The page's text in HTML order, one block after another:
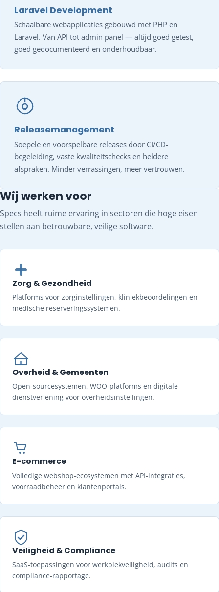
Laravel Development
Schaalbare webapplicaties gebouwd met PHP en
Laravel. Van API tot admin panel — altijd goed getest,
goed gedocumenteerd en onderhoudbaar.
Releasemanagement
Soepele en voorspelbare releases door CI/CD-
begeleiding, vaste kwaliteitschecks en heldere
afspraken. Minder verrassingen, meer vertrouwen.
Wij werken voor
Specs heeft ruime ervaring in sectoren die hoge eisen
stellen aan betrouwbare, veilige software.
Zorg & Gezondheid
Platforms voor zorginstellingen, kliniekbeoordelingen en
medische reserveringssystemen.
Overheid & Gemeenten
Open-sourcesystemen, WOO-platforms en digitale
dienstverlening voor overheidsinstellingen.
E-commerce
Volledige webshop-ecosystemen met API-integraties,
voorraadbeheer en klantenportals.
Veiligheid & Compliance
SaaS-toepassingen voor werkplekveiligheid, audits en
compliance-rapportage.